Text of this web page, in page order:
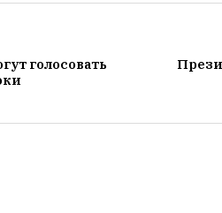
голосовать